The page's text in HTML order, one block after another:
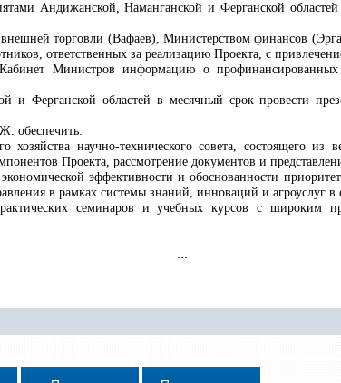
Андижанской, Наманганской и Ферганской
торговли (Вафаев), Министерством финансов
ответственных за реализацию Проекта, с
Министров информацию о профинансированных
и Ферганской областей в месячный срок провести
обеспечить:
хозяйства научно-технического совета, состоящего
Проекта, рассмотрение документов и
эффективности и обоснованности
в рамках системы знаний, инноваций и агроуслуг в
семинаров и учебных курсов с широким